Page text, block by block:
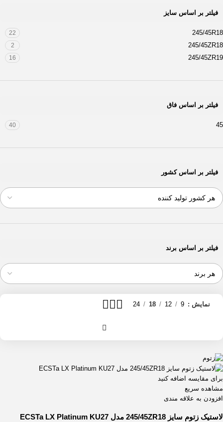
فیلتر بر اساس سایز
245/45R18
22
245/45ZR18
2
245/45ZR19
16
فیلتر بر اساس فاق
45
40
فیلتر بر اساس کشور
فیلتر بر اساس برند
نمایش 9
12
18
24
برای مقایسه اضافه کنید
مشاهده سریع
افزودن به علاقه مندی
لاستیک زتوم سایز 245/45ZR18 مدل ECSTa LX Platinum KU27